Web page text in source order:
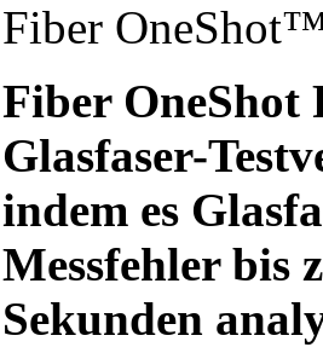
Fiber
Fiber OneShot
Glasfaser-
indem es
Messfehler bis
Sekunden